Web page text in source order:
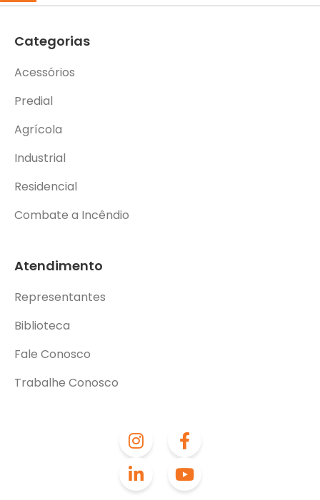
Categorias
Acessórios
Predial
Agrícola
Industrial
Residencial
Combate a Incêndio
Atendimento
Representantes
Biblioteca
Fale Conosco
Trabalhe Conosco